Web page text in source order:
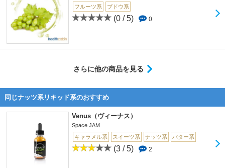
フルーツ系
ブドウ系
(0 / 5) 0
さらに他の商品を見る
同じナッツ系リキッド系のおすすめ
Venus（ヴィーナス）
Space JAM
キャラメル系
スイーツ系 ナッツ系 バター系
(3 / 5) 2